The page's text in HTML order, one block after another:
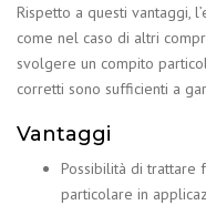
Rispetto a questi vantaggi,
come nel caso di altri
svolgere un compito
corretti sono sufficienti a
Vantaggi
Possibilità di trattare
particolare in